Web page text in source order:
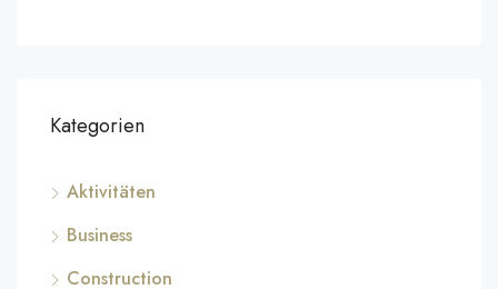
Kategorien
Aktivitäten
Business
Construction